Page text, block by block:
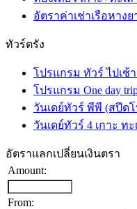
อัตราค่าเช่าเรือหางย
ทัวร์ตรัง
โปรแกรม ทัวร์ ไปเช้
โปรแกรม One day
วันเดย์ทัวร์ พีพี (สปีด
วันเดย์ทัวร์ 4 เกาะ ท
อัตราแลกเปลี่ยนเงินตรา
Amount:
From: